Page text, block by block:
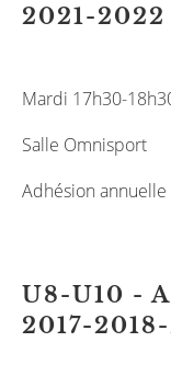
2021-2022
Mardi 17h30-
Salle Omnisport
Adhésion annuelle
U8-U10 -
2017-